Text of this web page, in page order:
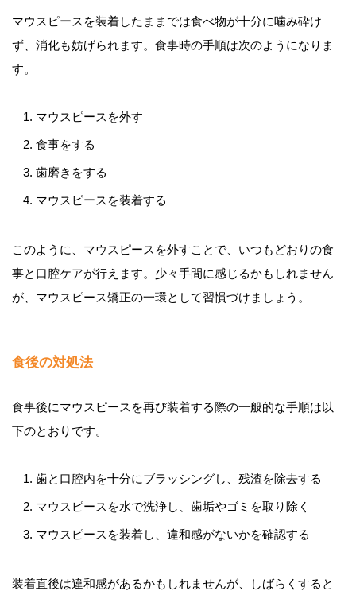
マウスピースを装着したままでは食べ物が十分に噛み砕け
ず、消化も妨げられます。食事時の手順は次のようになりま
す。
マウスピースを外す
食事をする
歯磨きをする
マウスピースを装着する
このように、マウスピースを外すことで、いつもどおりの食
事と口腔ケアが行えます。少々手間に感じるかもしれません
が、マウスピース矯正の一環として習慣づけましょう。
食後の対処法
食事後にマウスピースを再び装着する際の一般的な手順は以
下のとおりです。
歯と口腔内を十分にブラッシングし、残渣を除去する
マウスピースを水で洗浄し、歯垢やゴミを取り除く
マウスピースを装着し、違和感がないかを確認する
装着直後は違和感があるかもしれませんが、しばらくすると